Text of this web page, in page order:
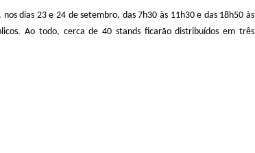
dias 23 e 24 de setembro, das 7h30 às 11h30 e das 18h50 às
Ao todo, cerca de 40 stands ficarão distribuídos em três